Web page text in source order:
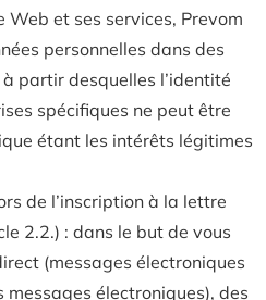
Web et ses services, Prevom
personnelles dans des
partir desquelles l’identité
spécifiques ne peut être
étant les intérêts légitimes
de l’inscription à la lettre
2.2.) : dans le but de vous
(messages électroniques
électroniques), des